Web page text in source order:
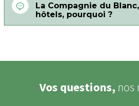
La Compagnie du
hôtels, pourquoi ?
Vos questions, nos